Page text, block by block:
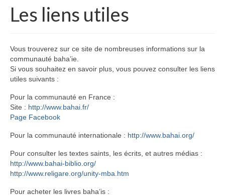
La Foi Baha’ie
Être Baha’i au quotidien
Un débordement d’actions
Actualités
Les liens utiles
Vous trouverez sur ce site de nombreuses informations sur la
communauté baha’ie.
Si vous souhaitez en savoir plus, vous pouvez consulter les liens
utiles suivants :
Pour la communauté en France :
Site : http://www.bahai.fr/
Page Facebook
Pour la communauté internationale : http://www.bahai.org/
Pour consulter les textes saints, les écrits, et autres médias :
http://www.bahai-biblio.org/
http://www.religare.org/unity-mba.htm
Pour acheter les livres baha’is :